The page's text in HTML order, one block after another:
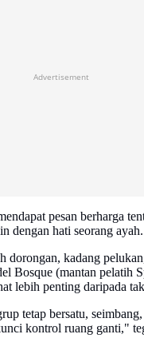
Advertisement
pesan berharga
dengan hati seorang ayah.
dorongan, kadang
Bosque (mantan pelatih
lebih penting daripada
tetap bersatu,
kontrol ruang ganti,"